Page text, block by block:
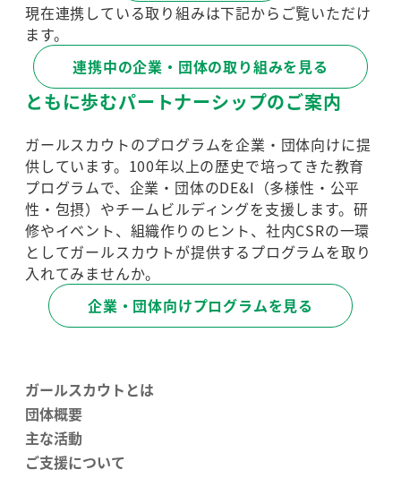
現在連携している取り組みは下記からご覧いただけ
ます。
連携中の企業・団体の取り組みを見る
ともに歩むパートナーシップのご案内
ガールスカウトのプログラムを企業・団体向けに提
供しています。100年以上の歴史で培ってきた教育
プログラムで、企業・団体のDE&I（多様性・公平
性・包摂）やチームビルディングを支援します。研
修やイベント、組織作りのヒント、社内CSRの一環
としてガールスカウトが提供するプログラムを取り
入れてみませんか。
企業・団体向けプログラムを見る
ガールスカウトとは
団体概要
主な活動
ご支援について